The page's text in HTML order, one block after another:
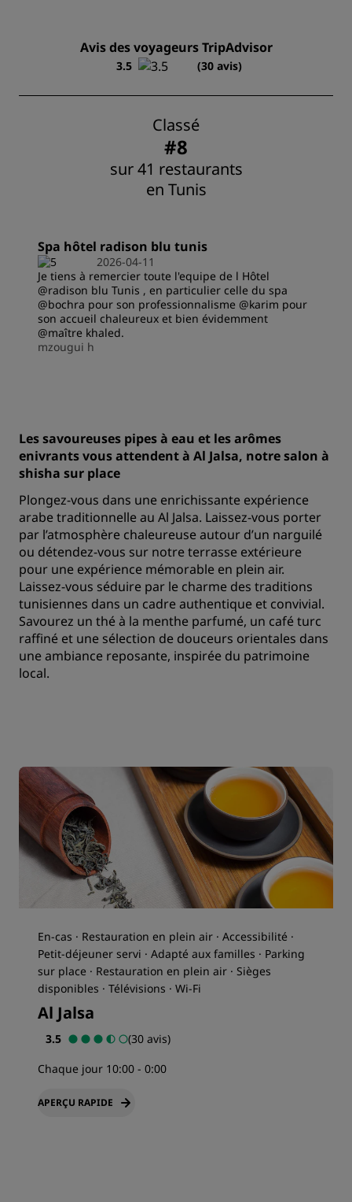
Avis des voyageurs TripAdvisor
3.5 (30 avis)
Classé
#8
sur 41 restaurants
en Tunis
Spa hôtel radison blu tunis
2026-04-11
Je tiens à remercier toute l'equipe de l Hôtel
@radison blu Tunis , en particulier celle du spa
@bochra pour son professionnalisme @karim pour
son accueil chaleureux et bien évidemment
@maître khaled.
mzougui h
Les savoureuses pipes à eau et les arômes
enivrants vous attendent à Al Jalsa, notre salon à
shisha sur place
Plongez-vous dans une enrichissante expérience
arabe traditionnelle au Al Jalsa. Laissez-vous porter
par l’atmosphère chaleureuse autour d’un narguilé
ou détendez-vous sur notre terrasse extérieure
pour une expérience mémorable en plein air.
Laissez-vous séduire par le charme des traditions
tunisiennes dans un cadre authentique et convivial.
Savourez un thé à la menthe parfumé, un café turc
raffiné et une sélection de douceurs orientales dans
une ambiance reposante, inspirée du patrimoine
local.
En-cas · Restauration en plein air · Accessibilité ·
Petit-déjeuner servi · Adapté aux familles · Parking
sur place · Restauration en plein air · Sièges
disponibles · Télévisions · Wi-Fi
Al Jalsa
3.5
(30 avis)
Chaque jour 10:00 - 0:00
APERÇU RAPIDE